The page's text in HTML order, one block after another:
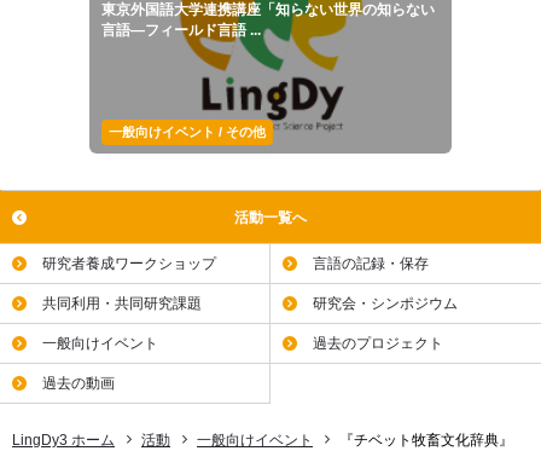
東京外国語大学連携講座「知らない世界の知らない
言語―フィールド言語 ...
一般向けイベント / その他
活動一覧へ
研究者養成ワークショップ 言語の記録・保存
共同利用・共同研究課題 研究会・シンポジウム
一般向けイベント 過去のプロジェクト
過去の動画
LingDy3 ホーム 活動 一般向けイベント
『チベット牧畜文化辞典』